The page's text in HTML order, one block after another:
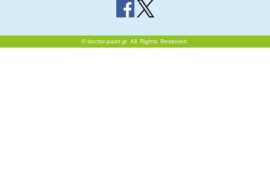
©doctor-paint.jp All Rights Reserved.